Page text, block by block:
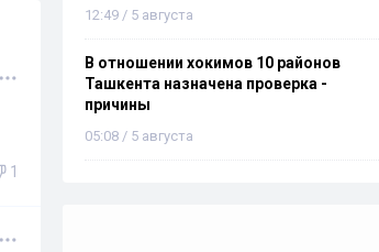
1
12:49 / 5 августа
В отношении хокимов 10 районов
Ташкента назначена проверка -
причины
05:08 / 5 августа